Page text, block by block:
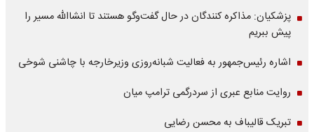
پزشکیان: مذاکره کنندگان در حال گفت‌وگو هستند تا انشاالله مسیر را
پیش ببریم
اشاره‌ رئیس‌جمهور به فعالیت شبانه‌روزی وزیر‌خارجه با چاشنی شوخی
روایت منابع عبری از سردرگمی ترامپ میان
تبریک قالیباف به محسن رضایی